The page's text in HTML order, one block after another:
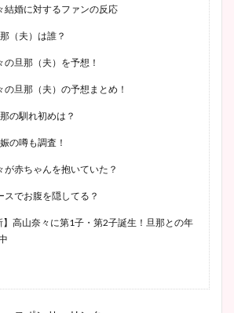
結婚に対するファンの反応
（夫）は誰？
の旦那（夫）を予想！
の旦那（夫）の予想まとめ！
の馴れ初めは？
の噂も調査！
が赤ちゃんを抱いていた？
スでお腹を隠してる？
】高山奈々に第1子・第2子誕生！旦那との年